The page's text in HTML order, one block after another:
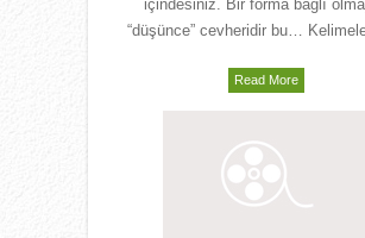
içindesiniz. Bir forma bağlı
“düşünce” cevheridir bu…
Read More